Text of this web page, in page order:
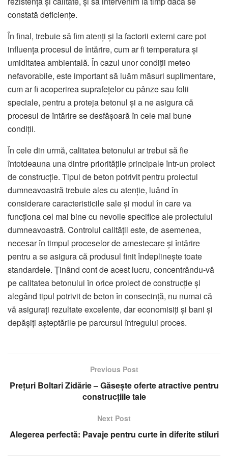
constată deficiențe.
În final, trebuie să fim atenți și la factorii externi care pot
influența procesul de întărire, cum ar fi temperatura și
umiditatea ambientală. În cazul unor condiții meteo
nefavorabile, este important să luăm măsuri suplimentare,
cum ar fi acoperirea suprafețelor cu pânze sau folii
speciale, pentru a proteja betonul și a ne asigura că
procesul de întărire se desfășoară în cele mai bune
condiții.
În cele din urmă, calitatea betonului ar trebui să fie
întotdeauna una dintre prioritățile principale într-un proiect
de construcție. Tipul de beton potrivit pentru proiectul
dumneavoastră trebuie ales cu atenție, luând în
considerare caracteristicile sale și modul în care va
funcționa cel mai bine cu nevoile specifice ale proiectului
dumneavoastră. Controlul calității este, de asemenea,
necesar în timpul proceselor de amestecare și întărire
pentru a se asigura că produsul finit îndeplinește toate
standardele. Ținând cont de acest lucru, concentrându-vă
pe calitatea betonului în orice proiect de construcție și
alegând tipul potrivit de beton în consecință, nu numai că
vă asigurați rezultate excelente, dar economisiți și bani și
depășiți așteptările pe parcursul întregului proces.
Previous Post
Prețuri Boltari Zidărie – Găsește oferte atractive pentru
construcțiile tale
Next Post
Alegerea perfectă: Pavaje pentru curte în diferite stiluri